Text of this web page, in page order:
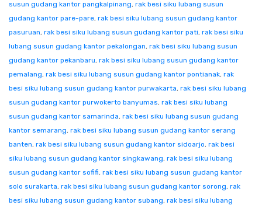
susun gudang kantor pangkalpinang, rak besi siku lubang susun
gudang kantor pare-pare, rak besi siku lubang susun gudang kantor
pasuruan, rak besi siku lubang susun gudang kantor pati, rak besi siku
lubang susun gudang kantor pekalongan, rak besi siku lubang susun
gudang kantor pekanbaru, rak besi siku lubang susun gudang kantor
pemalang, rak besi siku lubang susun gudang kantor pontianak, rak
besi siku lubang susun gudang kantor purwakarta, rak besi siku lubang
susun gudang kantor purwokerto banyumas, rak besi siku lubang
susun gudang kantor samarinda, rak besi siku lubang susun gudang
kantor semarang, rak besi siku lubang susun gudang kantor serang
banten, rak besi siku lubang susun gudang kantor sidoarjo, rak besi
siku lubang susun gudang kantor singkawang, rak besi siku lubang
susun gudang kantor sofifi, rak besi siku lubang susun gudang kantor
solo surakarta, rak besi siku lubang susun gudang kantor sorong, rak
besi siku lubang susun gudang kantor subang, rak besi siku lubang